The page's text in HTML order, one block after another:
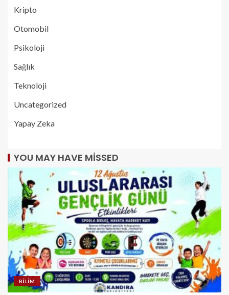
Kripto
Otomobil
Psikoloji
Sağlık
Teknoloji
Uncategorized
Yapay Zeka
YOU MAY HAVE MISSED
BILIM